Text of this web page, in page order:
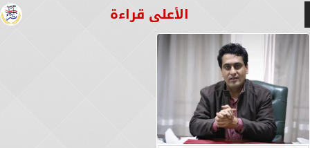
الأعلى قراءة